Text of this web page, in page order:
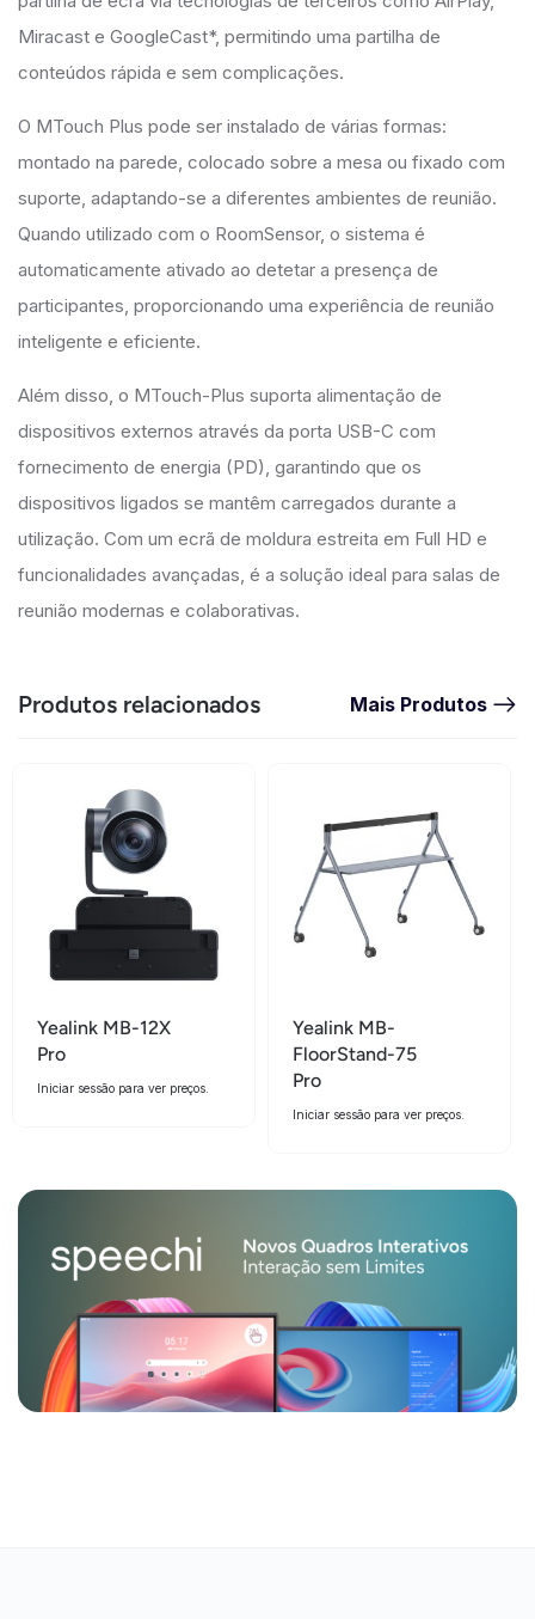
Miracast e GoogleCast*, permitindo uma partilha de
conteúdos rápida e sem complicações.
O MTouch Plus pode ser instalado de várias formas:
montado na parede, colocado sobre a mesa ou fixado com
suporte, adaptando-se a diferentes ambientes de reunião.
Quando utilizado com o RoomSensor, o sistema é
automaticamente ativado ao detetar a presença de
participantes, proporcionando uma experiência de reunião
inteligente e eficiente.
Além disso, o MTouch-Plus suporta alimentação de
dispositivos externos através da porta USB-C com
fornecimento de energia (PD), garantindo que os
dispositivos ligados se mantêm carregados durante a
utilização. Com um ecrã de moldura estreita em Full HD e
funcionalidades avançadas, é a solução ideal para salas de
reunião modernas e colaborativas.
Produtos relacionados Mais Produtos
Yealink MB-12X
Pro
Iniciar sessão para ver preços.
Yealink MB-
FloorStand-75
Pro
Iniciar sessão para ver preços.